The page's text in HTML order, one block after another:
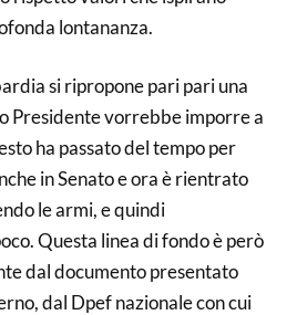
lontananza.
si ripropone pari pari una
Presidente vorrebbe imporre a
ha passato del tempo per
in Senato e ora è rientrato
le armi, e quindi
Questa linea di fondo è però
dal documento presentato
dal Dpef nazionale con cui